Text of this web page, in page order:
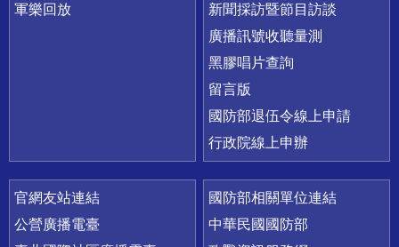
軍樂回放
新聞採訪暨節目訪談
廣播訊號收聽量測
黑膠唱片查詢
留言版
國防部退伍令線上申請
行政院線上申辦
官網友站連結
公營廣播電臺
國防部相關單位連結
中華民國國防部